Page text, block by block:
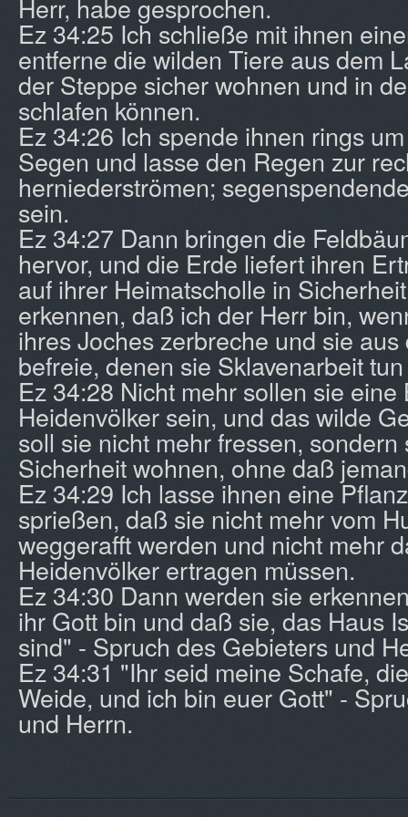
Herr, habe gesprochen.
Ez 34:25 Ich schließe mit ihnen
entferne die wilden Tiere aus dem
der Steppe sicher wohnen und in
schlafen können.
Ez 34:26 Ich spende ihnen rings
Segen und lasse den Regen zur
herniederströmen;
sein.
Ez 34:27 Dann bringen die
hervor, und die Erde liefert ihren
auf ihrer Heimatscholle in
erkennen, daß ich der Herr bin,
ihres Joches zerbreche und sie
befreie, denen sie Sklavenarbeit
Ez 34:28 Nicht mehr sollen sie eine
Heidenvölker sein, und das wilde
soll sie nicht mehr fressen, sondern
Sicherheit wohnen, ohne daß
Ez 34:29 Ich lasse ihnen eine
sprießen, daß sie nicht mehr vom
weggerafft werden und nicht mehr
Heidenvölker ertragen müssen.
Ez 34:30 Dann werden sie
ihr Gott bin und daß sie, das Haus
sind" - Spruch des Gebieters und
Ez 34:31 "Ihr seid meine Schafe,
Weide, und ich bin euer Gott" -
und Herrn.